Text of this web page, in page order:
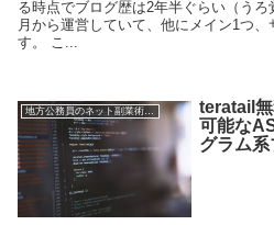
る時点でブログ歴は2年半ぐらい（う
月から運営していて、他にメイン1つ
す。 こ...
地方公務員のネット副業術【アフィリエイト】
teratail
可能な
グラム系